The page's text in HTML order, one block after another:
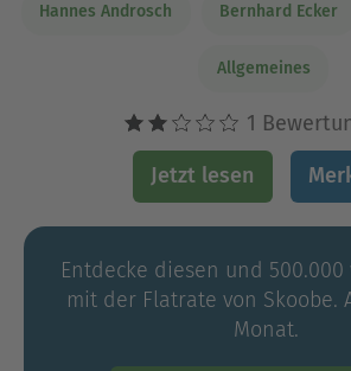
Hannes Androsch Bernhard Ecker
Allgemeines
1
Jetzt lesen
Entdecke diesen und
mit der Flatrate von Skoobe.
Monat.